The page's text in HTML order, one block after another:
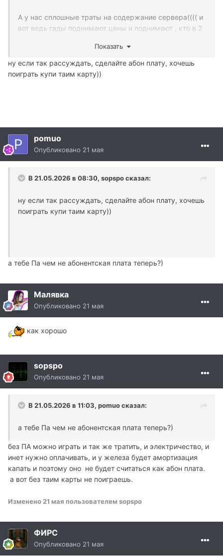
А у нас сплошные траты на содержание сервера(((( и
вот ведь гады поднимают цены и поднимают , кто в 2
Придется воспользоваться ваши советом наверно.
А никак нельзя через вас договорится что бы вот тоже
Показать
ну если так рассуждать, сделайте абон плату, хочешь
поиграть купи таим карту))
pomuo
Опубликовано 21 мая
В 21.05.2026 в 08:30, sopspoсказал:
ну если так рассуждать, сделайте абон плату, хочешь
поиграть купи таим карту))
а тебе Па чем не абонентская плата теперь?)
Малявка
Опубликовано 21 мая
как хорошо
sopspo
Опубликовано 21 мая
В 21.05.2026 в 11:03, pomuoсказал:
а тебе Па чем не абонентская плата теперь?)
без ПА можно играть и так же тратить, и электричество, и
инет нужно оплачивать, и у железа будет амортизация
капать и поэтому оно не будет считаться как абон плата.
а вот без таим карты не поиграешь.
Изменено 21 мая пользователем sopspo
ФИРС
Опубликовано 21 мая